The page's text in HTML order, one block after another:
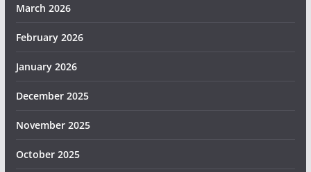
March 2026
February 2026
January 2026
December 2025
November 2025
October 2025